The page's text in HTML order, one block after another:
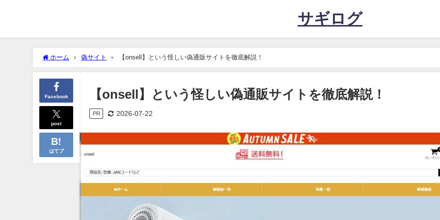
サギログ
ホーム 偽サイト 【onsell】という怪しい偽通販サイトを徹底解説！
Facebook
post
はてブ
【onsell】という怪しい偽通販サイトを徹底解説！
PR 2026-07-22